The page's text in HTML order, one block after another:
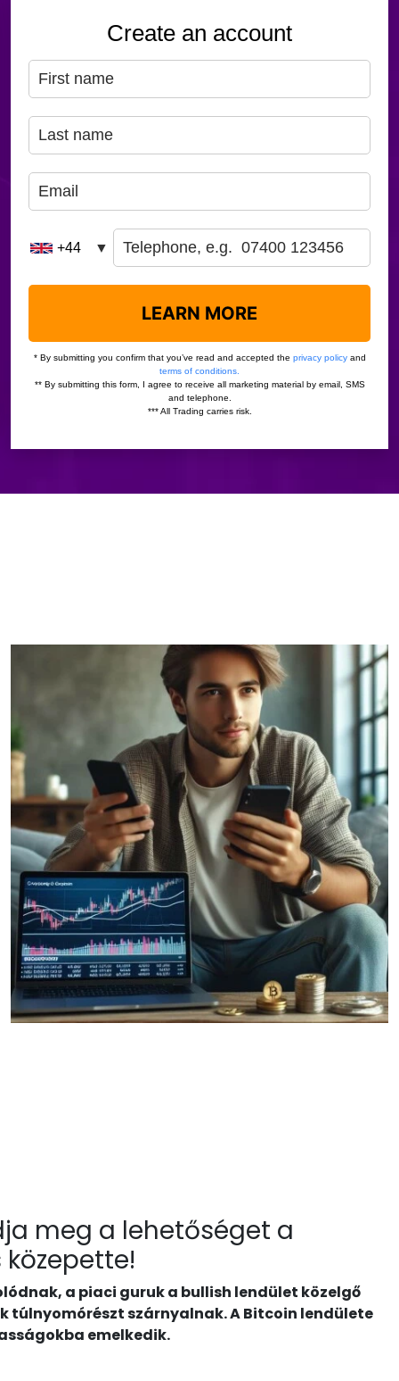
meg a lehetőséget a
a piaci guruk a bullish lendület közelgő
szárnyalnak. A Bitcoin lendülete
emelkedik.